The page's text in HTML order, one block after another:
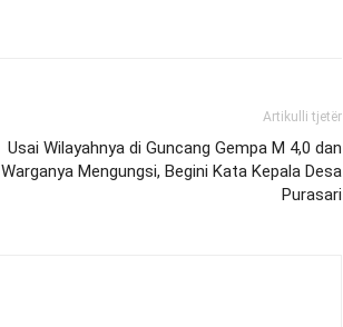
Artikulli tjetër
Usai Wilayahnya di Guncang Gempa M 4,0 dan
Warganya Mengungsi, Begini Kata Kepala Desa
Purasari